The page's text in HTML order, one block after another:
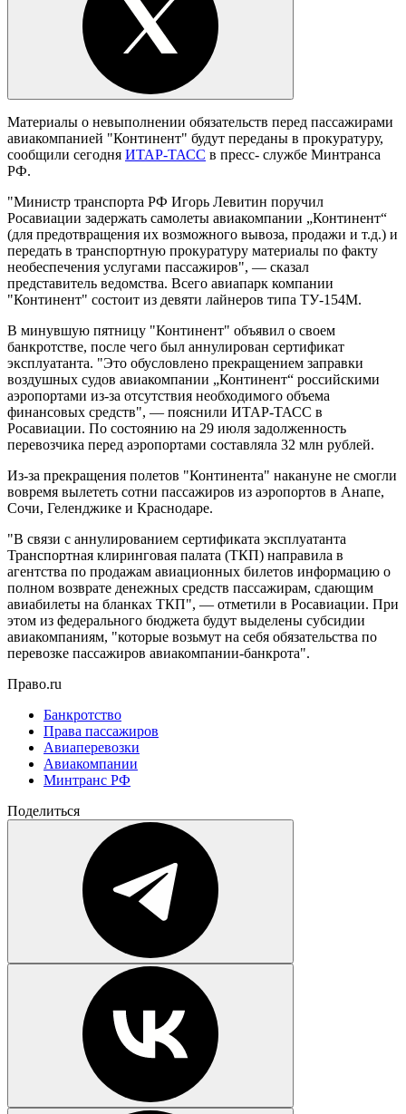
Материалы о невыполнении обязательств перед пассажирами
авиакомпанией "Континент" будут переданы в прокуратуру,
сообщили сегодня ИТАР-ТАСС в пресс- службе Минтранса
РФ.
"Министр транспорта РФ Игорь Левитин поручил
Росавиации задержать самолеты авиакомпании „Континент“
(для предотвращения их возможного вывоза, продажи и т.д.) и
передать в транспортную прокуратуру материалы по факту
необеспечения услугами пассажиров", — сказал
представитель ведомства. Всего авиапарк компании
"Континент" состоит из девяти лайнеров типа ТУ-154М.
В минувшую пятницу "Континент" объявил о своем
банкротстве, после чего был аннулирован сертификат
эксплуатанта. "Это обусловлено прекращением заправки
воздушных судов авиакомпании „Континент“ российскими
аэропортами из-за отсутствия необходимого объема
финансовых средств", — пояснили ИТАР-ТАСС в
Росавиации. По состоянию на 29 июля задолженность
перевозчика перед аэропортами составляла 32 млн рублей.
Из-за прекращения полетов "Континента" накануне не смогли
вовремя вылететь сотни пассажиров из аэропортов в Анапе,
Сочи, Геленджике и Краснодаре.
"В связи с аннулированием сертификата эксплуатанта
Транспортная клиринговая палата (ТКП) направила в
агентства по продажам авиационных билетов информацию о
полном возврате денежных средств пассажирам, сдающим
авиабилеты на бланках ТКП", — отметили в Росавиации. При
этом из федерального бюджета будут выделены субсидии
авиакомпаниям, "которые возьмут на себя обязательства по
перевозке пассажиров авиакомпании-банкрота".
Право.ru
Банкротство
Права пассажиров
Авиаперевозки
Авиакомпании
Минтранс РФ
Поделиться